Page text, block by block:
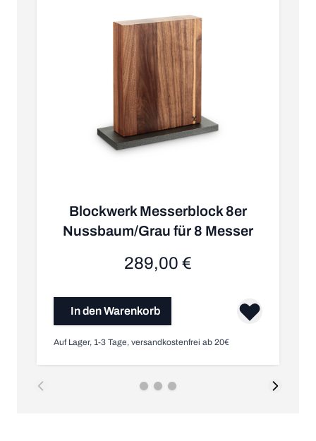
Blockwerk Messerblock 8er
Nussbaum/Grau für 8 Messer
289,00 €
In den Warenkorb
Auf Lager, 1-3 Tage, versandkostenfrei ab 20€